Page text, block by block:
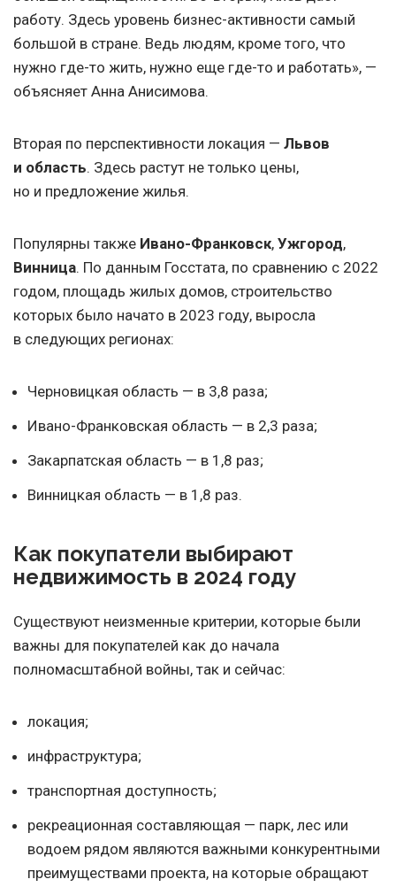
работу. Здесь уровень бизнес-активности самый
большой в стране. Ведь людям, кроме того, что
нужно где-то жить, нужно еще где-то и работать», —
объясняет Анна Анисимова.
Вторая по перспективности локация — Львов
и область. Здесь растут не только цены,
но и предложение жилья.
Популярны также Ивано-Франковск, Ужгород,
Винница. По данным Госстата, по сравнению с 2022
годом, площадь жилых домов, строительство
которых было начато в 2023 году, выросла
в следующих регионах:
Черновицкая область — в 3,8 раза;
Ивано-Франковская область — в 2,3 раза;
Закарпатская область — в 1,8 раз;
Винницкая область — в 1,8 раз.
Как покупатели выбирают
недвижимость в 2024 году
Существуют неизменные критерии, которые были
важны для покупателей как до начала
полномасштабной войны, так и сейчас:
локация;
инфраструктура;
транспортная доступность;
рекреационная составляющая — парк, лес или
водоем рядом являются важными конкурентными
преимуществами проекта, на которые обращают